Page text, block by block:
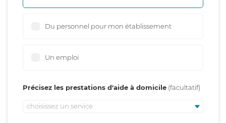
Du personnel pour mon établissement
Un emploi
Précisez les prestations d'aide à domicile
choisissez un service